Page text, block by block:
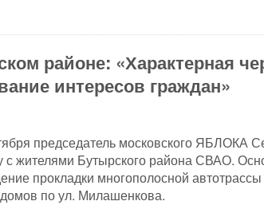
районе: «Характерная
интересов граждан»
председатель московского ЯБЛОКА
с жителями Бутырского района СВАО.
прокладки многополосной
по ул. Милашенкова.